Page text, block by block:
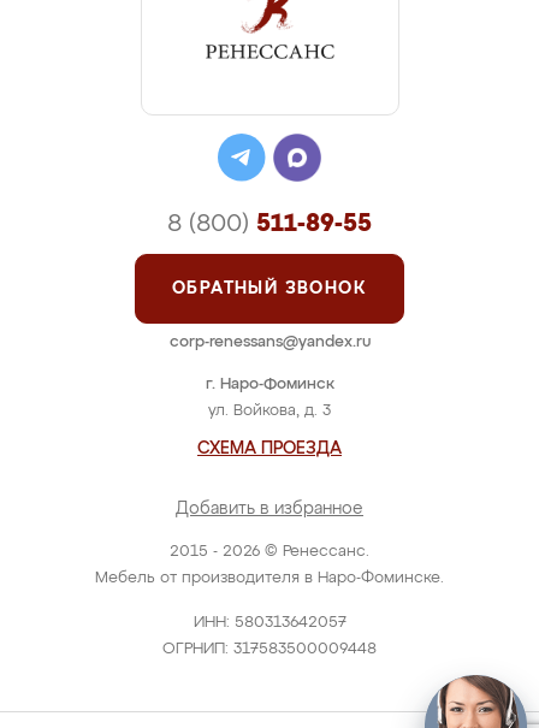
2015 - 2026 © Ренессанс.
Мебель от производителя в Наро-Фоминске.
ИНН: 580313642057
ОГРНИП: 317583500009448
г. Наро-Фоминск
ул. Войкова, д. 3
СХЕМА ПРОЕЗДА
Добавить в избранное
8 (800) 511-89-55
ОБРАТНЫЙ ЗВОНОК
corp-renessans@yandex.ru